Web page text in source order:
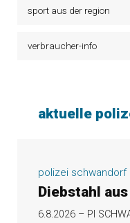
sport aus der region
verbraucher-info
aktuelle
polizei schwandorf
Diebstahl
6.8.2026 – PI